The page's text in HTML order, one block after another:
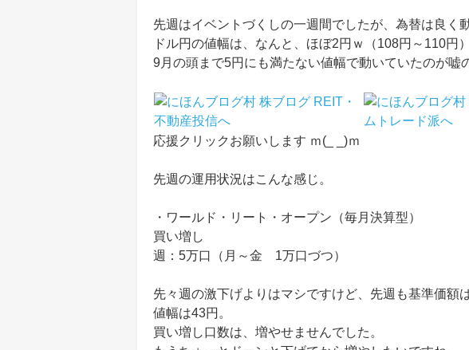
先週はイベントづくしの一週間でしたが、為替は良く
ドル円の値幅は、なんと、ほぼ2円ｗ（108円～110円）
9月の頭まで5円にも満たない値幅で動いていたのが嘘
応援クリックお願いします ｍ(_ _)ｍ
先週の運用状況はこんな感じ。
・ワールド・リート・オープン（毎月決算型）
買い増し
週：5万口（月～金 1万口づつ）
先々週の激下げよりはマシですけど、先週も基準価額
値幅は43円。
買い増し口数は、増やせませんでした。